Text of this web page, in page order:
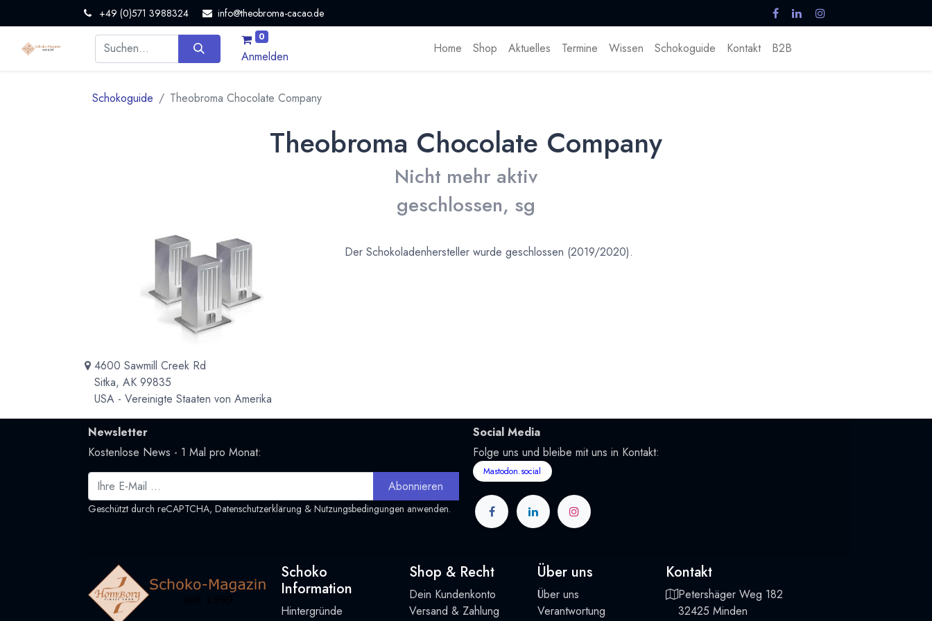
+49 (0)571 3988324 info@theobroma-cacao.de
0
Anmelden
Home Shop Aktuelles Termine Wissen Schokoguide Kontakt B2B
Schokoguide Theobroma Chocolate Company
Theobroma Chocolate Company
Nicht mehr aktiv
geschlossen, sg
4600 Sawmill Creek Rd
Sitka, AK 99835
USA - Vereinigte Staaten von Amerika
Der Schokoladenhersteller wurde geschlossen (2019/2020).
Newsletter
Kostenlose News - 1 Mal pro Monat:
Abonnieren
Geschützt durch reCAPTCHA, Datenschutzerklärung & Nutzungsbedingungen anwenden.
Social Media
Folge uns und bleibe mit uns in Kontakt:
Mastodon.social
Schoko
Information
Hintergründe
Shop & Recht
Dein Kundenkonto
Versand & Zahlung
Über uns
Über uns
Verantwortung
Kontakt
Petershäger Weg 182
32425 Minden